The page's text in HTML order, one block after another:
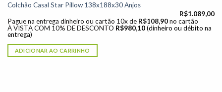
Colchão Casal Star Pillow 138x188x30 Anjos
R$1.089,00
Pague na entrega dinheiro ou cartão 10x de R$108,90 no cartão
À VISTA COM 10% DE DESCONTO R$980,10 (dinheiro ou débito na
entrega)
ADICIONAR AO CARRINHO